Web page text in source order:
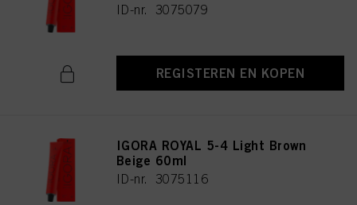
ID-nr. 3075079
REGISTEREN EN KOPEN
IGORA ROYAL 5-4 Light Brown
Beige 60ml
ID-nr. 3075116